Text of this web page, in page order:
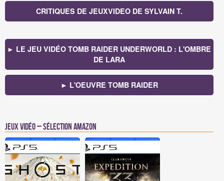
CRITIQUES DE JEUXVIDEO DE SYLVAIN T.
► LE JEU VIDÉO TOMB RAIDER UNDERWORLD : L'OMBRE
DE LARA
► L'OEUVRE TOMB RAIDER
Jeux vidéo – Sélection Amazon